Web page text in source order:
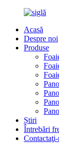
Acasă
Despre noi
Produse
Știri
Întrebări